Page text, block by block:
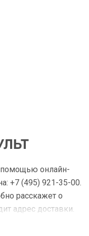
помощью онлайн-
+7 (495) 921-35-00.
расскажет о
адрес доставки.